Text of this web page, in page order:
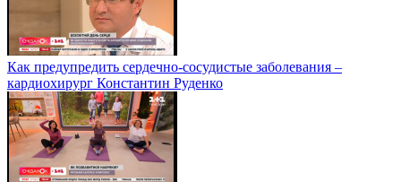
Как предупредить сердечно-сосудистые заболевания –
кардиохирург Константин Руденко